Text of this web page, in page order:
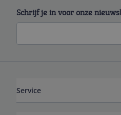
Schrijf je in voor onze
Service